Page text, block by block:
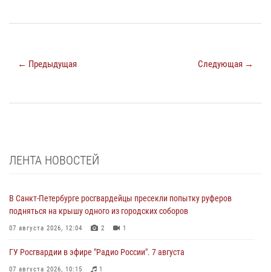
← Предыдущая Следующая →
ЛЕНТА НОВОСТЕЙ
В Санкт-Петербурге росгвардейцы пресекли попытку руферов
подняться на крышу одного из городских соборов
07 августа 2026, 12:04 2 1
ГУ Росгвардии в эфире "Радио России". 7 августа
07 августа 2026, 10:15 1